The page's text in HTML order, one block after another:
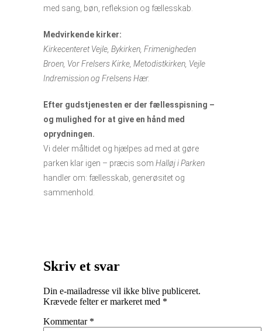
med sang, bøn, refleksion og fællesskab.
Medvirkende kirker:
Kirkecenteret Vejle, Bykirken, Frimenigheden
Broen, Vor Frelsers Kirke, Metodistkirken, Vejle
Indremission og Frelsens Hær.
Efter gudstjenesten er der fællesspisning –
og mulighed for at give en hånd med
oprydningen.
Vi deler måltidet og hjælpes ad med at gøre
parken klar igen – præcis som Halløj i Parken
handler om: fællesskab, generøsitet og
sammenhold.
Skriv et svar
Din e-mailadresse vil ikke blive publiceret.
Krævede felter er markeret med *
Kommentar *